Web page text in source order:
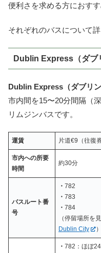
便利さを求める方におすす
それぞれのバスについて詳
Dublin Express（ダブ
Dublin Express（ダブリン
市内間を15〜20分間隔（
リムジンバスです。
運賃 片道€9（往復
市内への所要
時間
約30分
バスルート番
号
・ 782
・ 783
・ 784
（停留場所を
Dublin City
）
・ 782：ほぼ